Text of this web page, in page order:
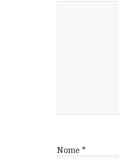
Nome *